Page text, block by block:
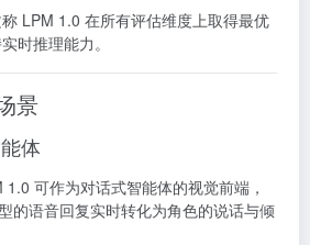
LPM 1.0 在所有评估维度上取得最优
时推理能力。
景
体
可作为对话式智能体的视觉前端，
的语音回复实时转化为角色的说话与倾